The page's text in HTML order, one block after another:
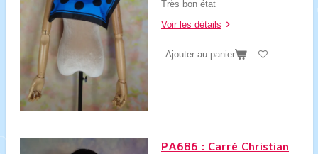
Très bon état
Voir les détails
Ajouter au panier
PA686 : Carré Christian